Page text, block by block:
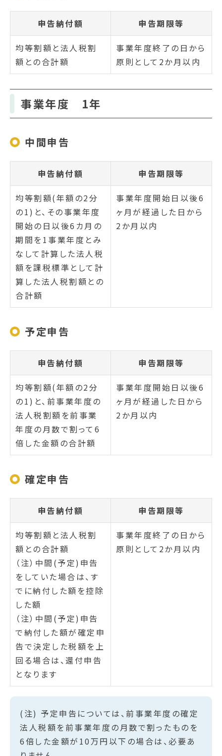
申告納付額 申告期限等
均等割額と法人税割
額との合計額
事業年度終了の日から
原則として2か月以内
事業年度 1年
中間申告
申告納付額 申告期限等
均等割額(年額の2分
の1)と、その事業年度
開始の日以後6カ月の
期間を1事業年度とみ
なして計算した法人税
額を課税標準として計
算した法人税割額との
合計額
事業年度開始日以後6
ヶ月が経過した日から
2か月以内
予定申告
申告納付額 申告期限等
均等割額(年額の2分
の1)と、前事業年度の
法人税割額を前事業
年度の月数で割って6
倍した金額の合計額
事業年度開始日以後6
ヶ月が経過した日から
2か月以内
確定申告
申告納付額 申告期限等
均等割額と法人税割
額との合計額
（注）中間(予定)申告
をしていた場合は、す
でに納付した額を控除
した額
（注）中間(予定)申告
で納付した額が確定申
告で決定した税額を上
回る場合は、還付申告
となります
事業年度終了の日から
原則として2か月以内
(注) 予定申告については、前事業年度の確定
法人税額を前事業年度の月数で割ったものを
6倍した金額が10万円以下の場合は、必要あ